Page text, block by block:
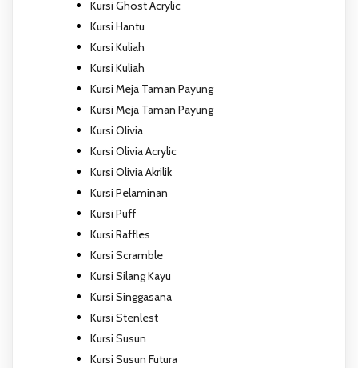
Kursi Ghost Acrylic
Kursi Hantu
Kursi Kuliah
Kursi Kuliah
Kursi Meja Taman Payung
Kursi Meja Taman Payung
Kursi Olivia
Kursi Olivia Acrylic
Kursi Olivia Akrilik
Kursi Pelaminan
Kursi Puff
Kursi Raffles
Kursi Scramble
Kursi Silang Kayu
Kursi Singgasana
Kursi Stenlest
Kursi Susun
Kursi Susun Futura